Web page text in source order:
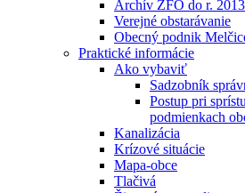
Archív ZFO do r. 2013
Verejné obstarávanie
Obecný podnik
Praktické informácie
Ako vybaviť
Sadzobník
Postup pri
podmienkach
Kanalizácia
Krízové situácie
Mapa-obce
Tlačivá